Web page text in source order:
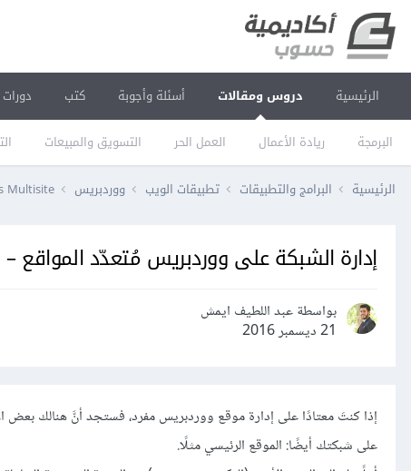
الرئيسية دروس ومقالات
البرمجة ريادة الأعمال العمل الحر التسويق والمبيعات
أسئلة وأجوبة كتب دورات
الرئيسية البرامج والتطبيقات تطبيقات الويب ووردبريس Multisite
إدارة الشبكة على ووردبريس مُتعدّد المواقع –
بواسطة عبد اللطيف ايمش
21 ديسمبر 2016
إذا كنتَ معتادًا على إدارة موقع ووردبريس مفرد، فستجد أنَّ هنالك بعض
على شبكتك أيضًا: الموقع الرئيسي مثلًا.